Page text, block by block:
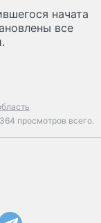
начата
все
364 просмотров всего.